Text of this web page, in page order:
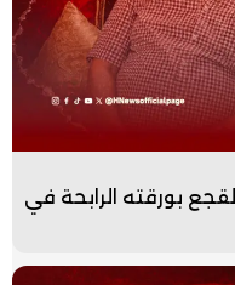
بورقته الرابحة في